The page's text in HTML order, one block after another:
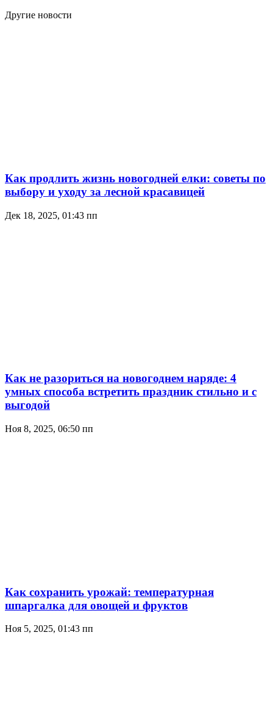
Другие новости
Как продлить жизнь новогодней елки: советы по
выбору и уходу за лесной красавицей
Дек 18, 2025, 01:43 пп
Как не разориться на новогоднем наряде: 4
умных способа встретить праздник стильно и с
выгодой
Ноя 8, 2025, 06:50 пп
Как сохранить урожай: температурная
шпаргалка для овощей и фруктов
Ноя 5, 2025, 01:43 пп